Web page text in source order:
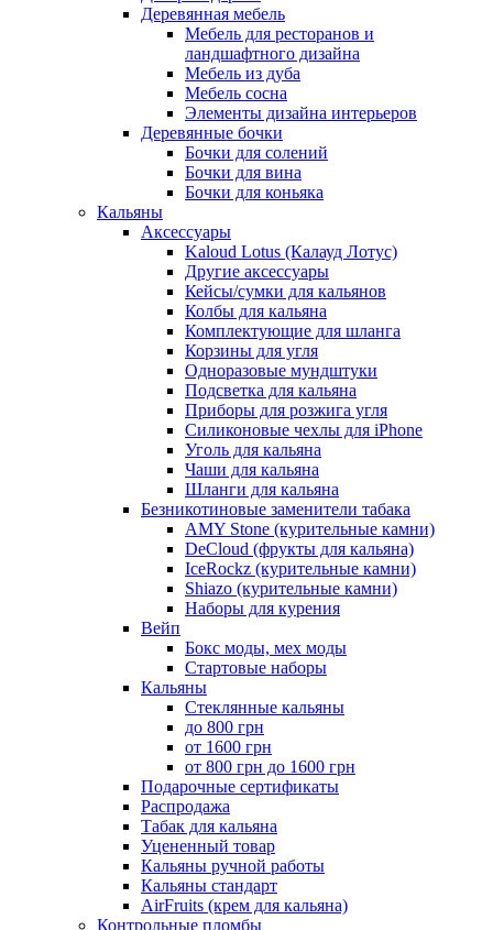
Деревянная мебель
Мебель для ресторанов и
ландшафтного дизайна
Мебель из дуба
Мебель сосна
Элементы дизайна интерьеров
Деревянные бочки
Бочки для солений
Бочки для вина
Бочки для коньяка
Кальяны
Аксессуары
Kaloud Lotus (Калауд Лотус)
Другие аксессуары
Кейсы/сумки для кальянов
Колбы для кальяна
Комплектующие для шланга
Корзины для угля
Одноразовые мундштуки
Подсветка для кальяна
Приборы для розжига угля
Силиконовые чехлы для iPhone
Уголь для кальяна
Чаши для кальяна
Шланги для кальяна
Безникотиновые заменители табака
AMY Stone (курительные камни)
DeCloud (фрукты для кальяна)
IceRockz (курительные камни)
Shiazo (курительные камни)
Наборы для курения
Вейп
Бокс моды, мех моды
Стартовые наборы
Кальяны
Стеклянные кальяны
до 800 грн
от 1600 грн
от 800 грн до 1600 грн
Подарочные сертификаты
Распродажа
Табак для кальяна
Уцененный товар
Кальяны ручной работы
Кальяны стандарт
AirFruits (крем для кальяна)
Контрольные пломбы